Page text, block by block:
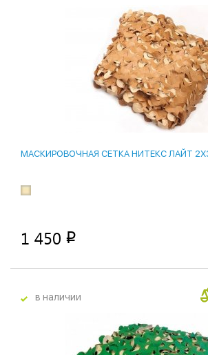
МАСКИРОВОЧНАЯ СЕТКА НИТЕКС ЛАЙТ
1 450 p
в наличии